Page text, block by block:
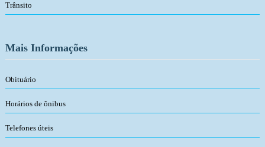
Trânsito
Mais Informações
Obituário
Horários de ônibus
Telefones úteis